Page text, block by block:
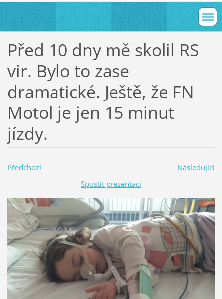
Před 10 dny mě skolil RS
vir. Bylo to zase
dramatické. Ještě, že FN
Motol je jen 15 minut
jízdy.
Předchozí
Následující
Spustit prezentaci